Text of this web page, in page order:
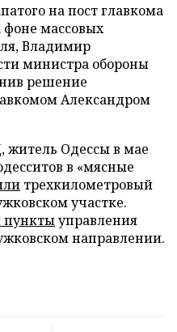
на пост главкома
фоне массовых
Владимир
министра обороны
решение
Александром
житель Одессы в мае
в «мясные
трехкилометровый
участке.
пунктыуправления
направлении.